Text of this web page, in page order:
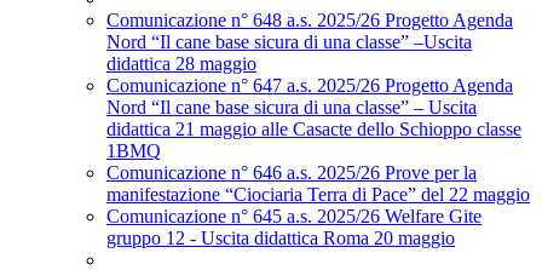
Comunicazione n° 648 a.s. 2025/26 Progetto Agenda
Nord “Il cane base sicura di una classe” –Uscita
didattica 28 maggio
Comunicazione n° 647 a.s. 2025/26 Progetto Agenda
Nord “Il cane base sicura di una classe” – Uscita
didattica 21 maggio alle Casacte dello Schioppo classe
1BMQ
Comunicazione n° 646 a.s. 2025/26 Prove per la
manifestazione “Ciociaria Terra di Pace” del 22 maggio
Comunicazione n° 645 a.s. 2025/26 Welfare Gite
gruppo 12 - Uscita didattica Roma 20 maggio